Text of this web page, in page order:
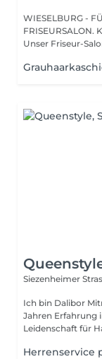
WIESELBURG -
FRISEURSALON. Kommen Sie hairein, und fühlen Sie sich wohl.
Unser Friseur-
Siezenheimer
Ich bin Dalibor
Jahren Erfahrung
Leidenschaft für
Herrenservice